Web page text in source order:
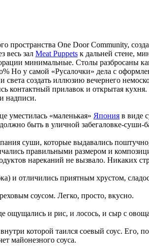
пространства One Door Community,
весь зал Meat Puppets к дальней стене,
минимальные. Столы разбросаны
Но у самой «Русалочки» дела с
создать иллюзию вечернего
прилавок и открытая кухня.
надписи.
уместилась «маленькая» Япония в виде
быть в уличной забегаловке-
суши, которые выдавались
правильными размером и
нареканий не вызвало. Никаких
отличились приятным хрустом,
соусом. Легко, просто, вкусно.
ощущались и рис, и лосось, и сыр с
которой таился соевый соус. Его,
майонезного соуса.